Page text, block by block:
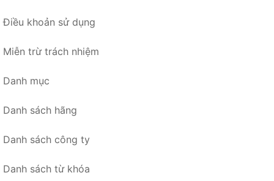
Điều khoản sử dụng
Miễn trừ trách nhiệm
Danh mục
Danh sách hãng
Danh sách công ty
Danh sách từ khóa